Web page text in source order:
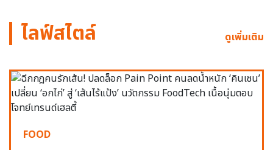
ไลฟ์สไตล์ ดูเพิ่มเติม
FOOD